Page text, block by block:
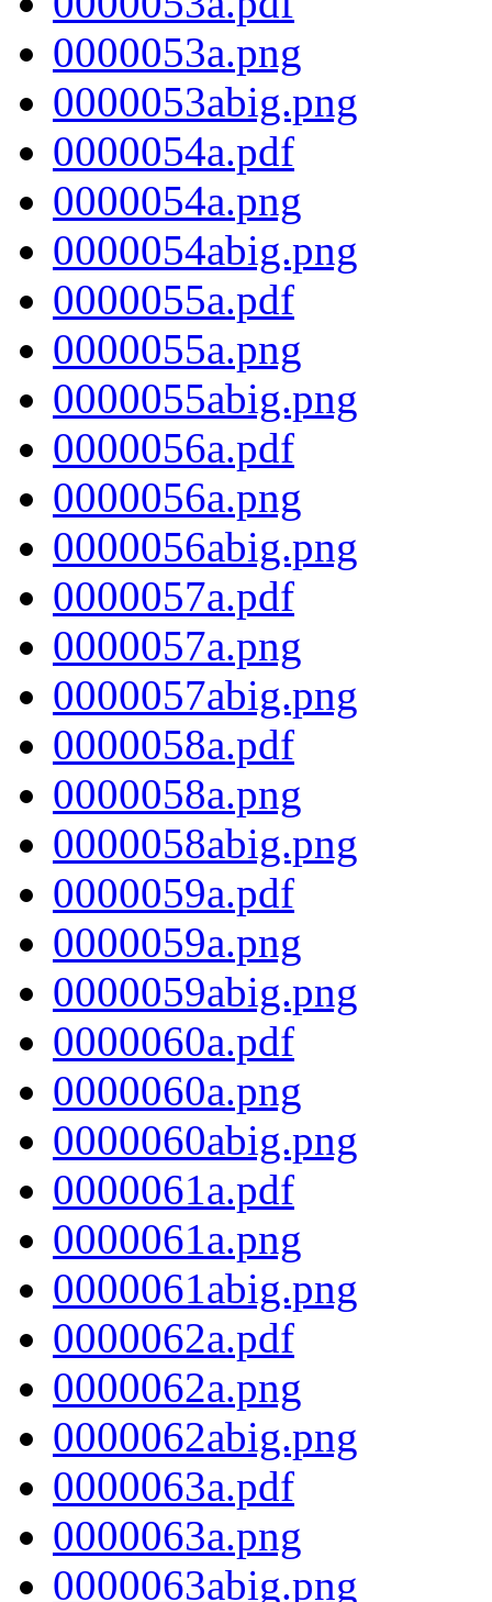
0000053a.png
0000053abig.png
0000054a.pdf
0000054a.png
0000054abig.png
0000055a.pdf
0000055a.png
0000055abig.png
0000056a.pdf
0000056a.png
0000056abig.png
0000057a.pdf
0000057a.png
0000057abig.png
0000058a.pdf
0000058a.png
0000058abig.png
0000059a.pdf
0000059a.png
0000059abig.png
0000060a.pdf
0000060a.png
0000060abig.png
0000061a.pdf
0000061a.png
0000061abig.png
0000062a.pdf
0000062a.png
0000062abig.png
0000063a.pdf
0000063a.png
0000063abig.png